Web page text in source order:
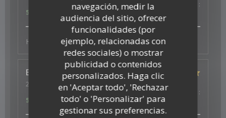
navegación, medir la
audiencia del sitio, ofrecer
funcionalidades (por
ejemplo, relacionadas con
redes sociales) o mostrar
publicidad o contenidos
personalizados. Haga clic
en 'Aceptar todo', 'Rechazar
todo' o 'Personalizar' para
gestionar sus preferencias.
Ambiente:5/5 Menú:5/5 Calidad / Precio
:
5
Heerlijk en vers en superlieve bediening
Elisabeth W
2026-07-29
- 19:30 - Invitados 3
5/5 Ambiente: 5/5 Menú:5/5 Calidad / Precio
:
5